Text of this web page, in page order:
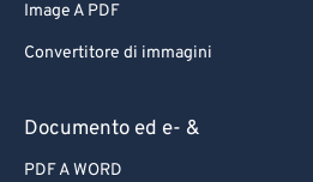
Image A PDF
Convertitore di immagini
Documento ed e- &
PDF A WORD